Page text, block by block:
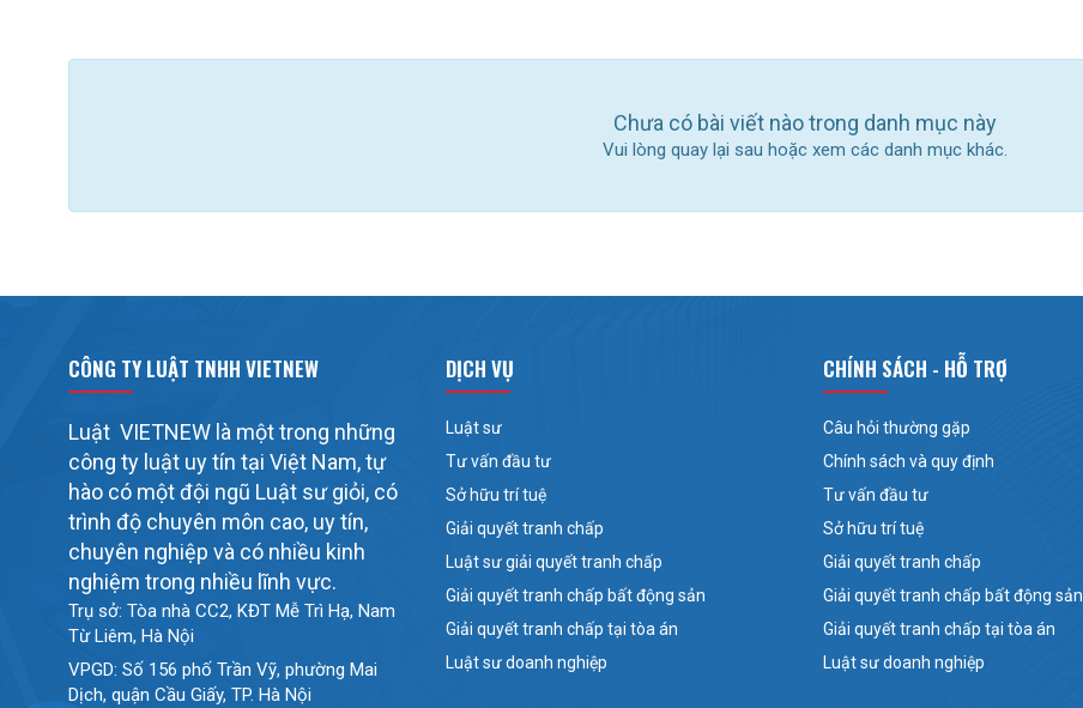
Chưa có bài viết nào trong danh mục này
Vui lòng quay lại sau hoặc xem các danh mục khác.
CÔNG TY LUẬT TNHH VIETNEW
Luật VIETNEW là một trong những
công ty luật uy tín tại Việt Nam, tự
hào có một đội ngũ Luật sư giỏi, có
trình độ chuyên môn cao, uy tín,
chuyên nghiệp và có nhiều kinh
nghiệm trong nhiều lĩnh vực.
Trụ sở: Tòa nhà CC2, KĐT Mễ Trì Hạ, Nam
Từ Liêm, Hà Nội
VPGD: Số 156 phố Trần Vỹ, phường Mai
Dịch, quận Cầu Giấy, TP. Hà Nội
DỊCH VỤ
Luật sư
Tư vấn đầu tư
Sở hữu trí tuệ
Giải quyết tranh chấp
Luật sư giải quyết tranh chấp
Giải quyết tranh chấp bất động sản
Giải quyết tranh chấp tại tòa án
Luật sư doanh nghiệp
CHÍNH SÁCH - HỖ TRỢ
Câu hỏi thường gặp
Chính sách và quy định
Tư vấn đầu tư
Sở hữu trí tuệ
Giải quyết tranh chấp
Giải quyết tranh chấp bất động sản
Giải quyết tranh chấp tại tòa án
Luật sư doanh nghiệp